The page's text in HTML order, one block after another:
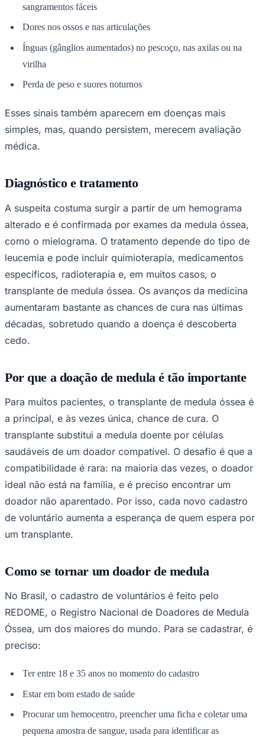
São Paulo
sangramentos fáceis
Dores nos ossos e nas articulações
Ínguas (gânglios aumentados) no pescoço, nas axilas ou na
virilha
Perda de peso e suores noturnos
Esses sinais também aparecem em doenças mais
simples, mas, quando persistem, merecem avaliação
médica.
Diagnóstico e tratamento
A suspeita costuma surgir a partir de um hemograma
alterado e é confirmada por exames da medula óssea,
como o mielograma. O tratamento depende do tipo de
leucemia e pode incluir quimioterapia, medicamentos
específicos, radioterapia e, em muitos casos, o
transplante de medula óssea. Os avanços da medicina
aumentaram bastante as chances de cura nas últimas
décadas, sobretudo quando a doença é descoberta
cedo.
Por que a doação de medula é tão importante
Para muitos pacientes, o transplante de medula óssea é
a principal, e às vezes única, chance de cura. O
transplante substitui a medula doente por células
saudáveis de um doador compatível. O desafio é que a
compatibilidade é rara: na maioria das vezes, o doador
ideal não está na família, e é preciso encontrar um
doador não aparentado. Por isso, cada novo cadastro
de voluntário aumenta a esperança de quem espera por
um transplante.
Como se tornar um doador de medula
No Brasil, o cadastro de voluntários é feito pelo
REDOME, o Registro Nacional de Doadores de Medula
Óssea, um dos maiores do mundo. Para se cadastrar, é
preciso:
Ter entre 18 e 35 anos no momento do cadastro
Estar em bom estado de saúde
Procurar um hemocentro, preencher uma ficha e coletar uma
pequena amostra de sangue, usada para identificar as